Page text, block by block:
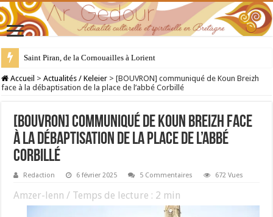
28 juillet : Saint Samson de Dol, père de la Bretagne chrétienne
Accueil > Actualités / Keleier > [BOUVRON] communiqué de Koun Breizh
face à la débaptisation de la place de l’abbé Corbillé
[BOUVRON] communiqué de Koun Breizh face
à la débaptisation de la place de l’abbé
Corbillé
Redaction 6 février 2025 5 Commentaires 672 Vues
Amzer-lenn / Temps de lecture : 2 min